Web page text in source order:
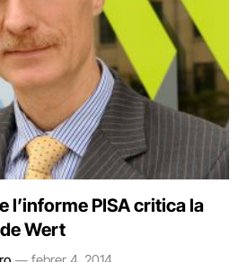
l’informe PISA critica la
Wert